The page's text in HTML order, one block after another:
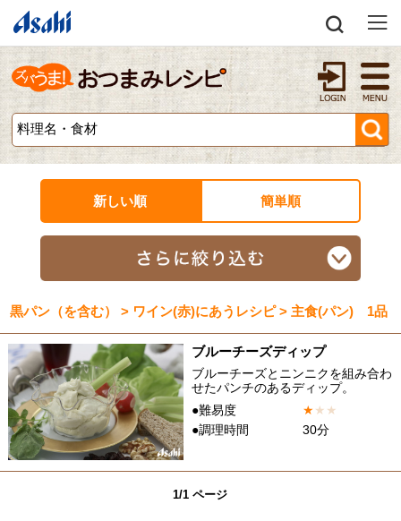
新しい順 簡単順
黒パン（を含む） > ワイン(赤)にあうレシピ > 主食(パン) 1品
ブルーチーズディップ
ブルーチーズとニンニクを組み合わ
せたパンチのあるディップ。
●難易度
★★ ★
●調理時間
30分
1/1 ページ